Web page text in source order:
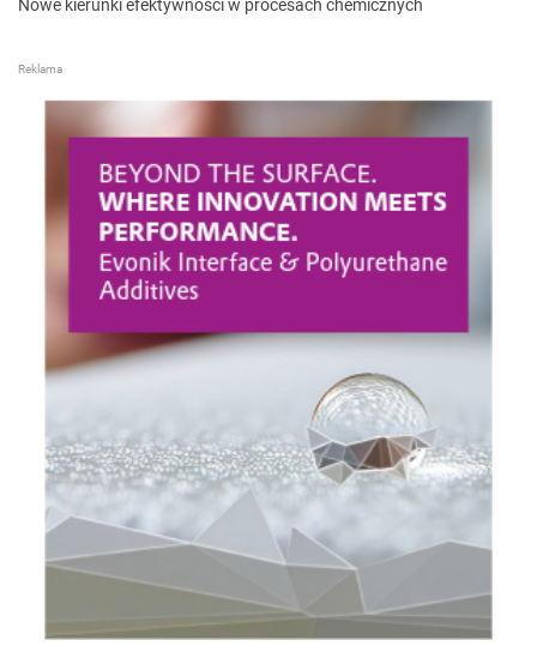
Nowe kierunki efektywności w procesach chemicznych